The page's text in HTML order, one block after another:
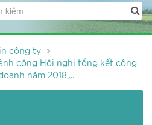
công ty
công Hội nghị tổng kết công
năm 2018,...